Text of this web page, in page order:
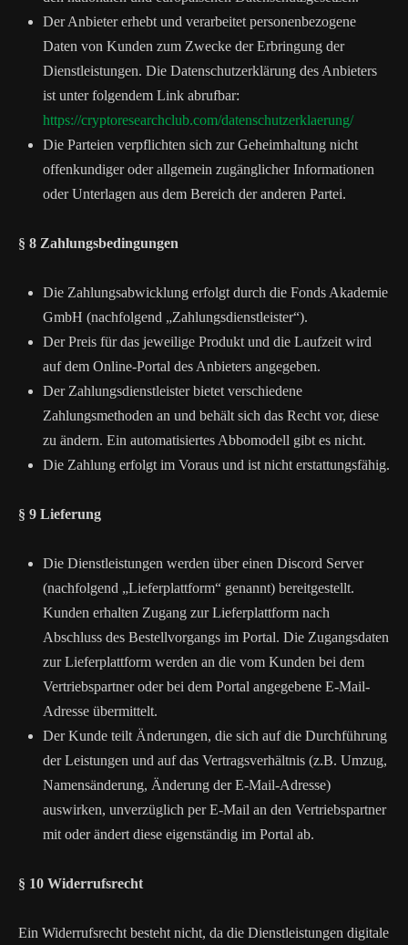
Der Anbieter erhebt und verarbeitet personenbezogene
Daten von Kunden zum Zwecke der Erbringung der
Dienstleistungen. Die Datenschutzerklärung des Anbieters
ist unter folgendem Link abrufbar:
https://cryptoresearchclub.com/datenschutzerklaerung/
Die Parteien verpflichten sich zur Geheimhaltung nicht
offenkundiger oder allgemein zugänglicher Informationen
oder Unterlagen aus dem Bereich der anderen Partei.
§ 8 Zahlungsbedingungen
Die Zahlungsabwicklung erfolgt durch die Fonds Akademie
GmbH (nachfolgend „Zahlungsdienstleister“).
Der Preis für das jeweilige Produkt und die Laufzeit wird
auf dem Online-Portal des Anbieters angegeben.
Der Zahlungsdienstleister bietet verschiedene
Zahlungsmethoden an und behält sich das Recht vor, diese
zu ändern. Ein automatisiertes Abbomodell gibt es nicht.
Die Zahlung erfolgt im Voraus und ist nicht erstattungsfähig.
§ 9 Lieferung
Die Dienstleistungen werden über einen Discord Server
(nachfolgend „Lieferplattform“ genannt) bereitgestellt.
Kunden erhalten Zugang zur Lieferplattform nach
Abschluss des Bestellvorgangs im Portal. Die Zugangsdaten
zur Lieferplattform werden an die vom Kunden bei dem
Vertriebspartner oder bei dem Portal angegebene E-Mail-
Adresse übermittelt.
Der Kunde teilt Änderungen, die sich auf die Durchführung
der Leistungen und auf das Vertragsverhältnis (z.B. Umzug,
Namensänderung, Änderung der E-Mail-Adresse)
auswirken, unverzüglich per E-Mail an den Vertriebspartner
mit oder ändert diese eigenständig im Portal ab.
§ 10 Widerrufsrecht
Ein Widerrufsrecht besteht nicht, da die Dienstleistungen digitale